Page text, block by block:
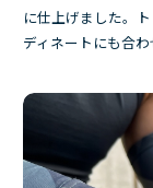
に仕上げました。
ディネートにも合